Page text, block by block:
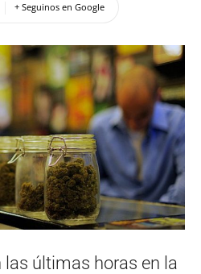
+ Seguinos en Google
las últimas horas en la